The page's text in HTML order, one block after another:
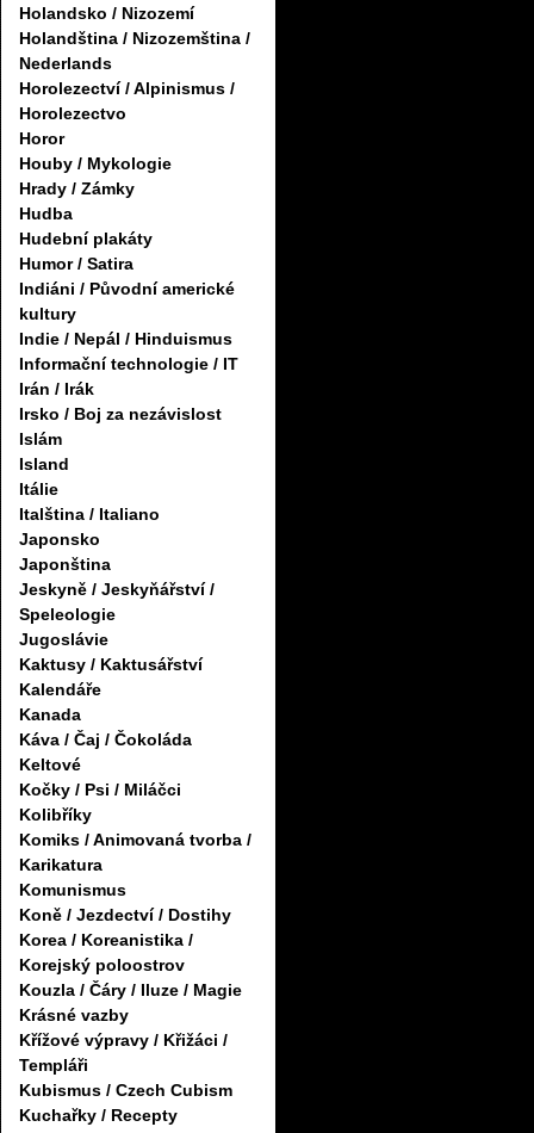
Holandsko / Nizozemí
Holandština / Nizozemština /
Nederlands
Horolezectví / Alpinismus /
Horolezectvo
Horor
Houby / Mykologie
Hrady / Zámky
Hudba
Hudební plakáty
Humor / Satira
Indiáni / Původní americké
kultury
Indie / Nepál / Hinduismus
Informační technologie / IT
Irán / Irák
Irsko / Boj za nezávislost
Islám
Island
Itálie
Italština / Italiano
Japonsko
Japonština
Jeskyně / Jeskyňářství /
Speleologie
Jugoslávie
Kaktusy / Kaktusářství
Kalendáře
Kanada
Káva / Čaj / Čokoláda
Keltové
Kočky / Psi / Miláčci
Kolibříky
Komiks / Animovaná tvorba /
Karikatura
Komunismus
Koně / Jezdectví / Dostihy
Korea / Koreanistika /
Korejský poloostrov
Kouzla / Čáry / Iluze / Magie
Krásné vazby
Křížové výpravy / Křižáci /
Templáři
Kubismus / Czech Cubism
Kuchařky / Recepty